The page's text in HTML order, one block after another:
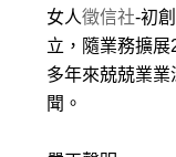
女人徵信社-初
立，隨業務擴
多年來兢兢業
聞。